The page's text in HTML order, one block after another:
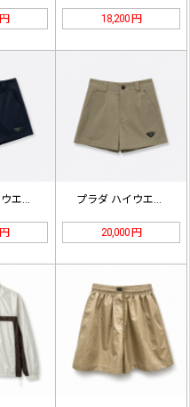
18,200 円
プラダ ハイウエスト テーラード シ… プラダ ハイウエスト テーラード シ…
20,000 円